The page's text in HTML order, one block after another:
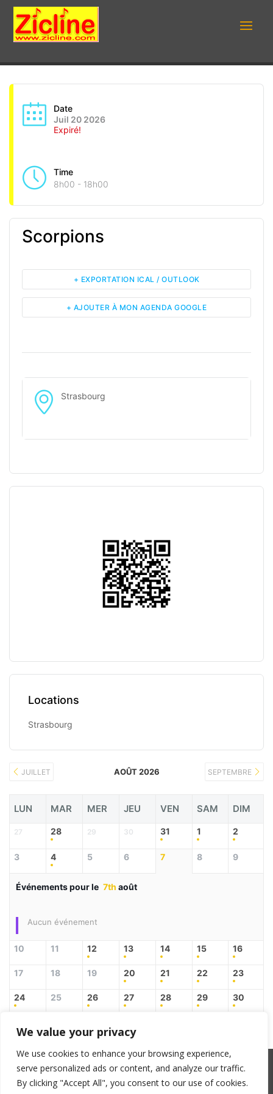
We value your privacy
We use cookies to enhance your browsing experience,
serve personalized ads or content, and analyze our traffic.
By clicking "Accept All", you consent to our use of cookies.
Date
Juil 20 2026
Expiré!
Time
8h00 - 18h00
Scorpions
+ AJOUTER À MON AGENDA GOOGLE
+ EXPORTATION ICAL / OUTLOOK
Strasbourg
Locations
Strasbourg
JUILLET AOÛT 2026 SEPTEMBRE
LUN MAR MER JEU VEN SAM DIM
27 28 29 30 31 1 2
3 4 5 6 7 8 9
Événements pour le 7th août
Aucun événement
10 11 12 13 14 15 16
17 18 19 20 21 22 23
24 25 26 27 28 29 30
SACEM : 101735096 – ©Copyright Zicline 1998 –